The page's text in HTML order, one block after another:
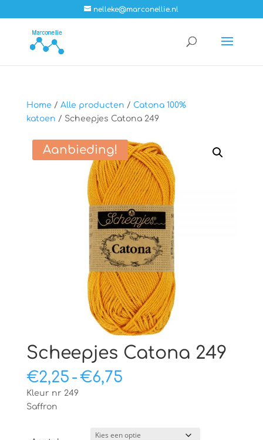
nelleke@marconellie.nl
Home / Alle producten / Catona 100%
katoen / Scheepjes Catona 249
Aanbieding!
Scheepjes Catona 249
€2,25 -€6,75Prijsklasse:
Kleur nr 249
Saffron